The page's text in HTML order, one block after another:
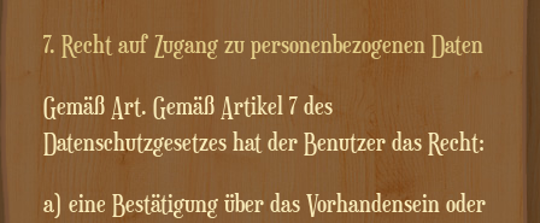
7. Recht auf Zugang zu personenbezogenen Daten
Gemäß Art. Gemäß Artikel 7 des
Datenschutzgesetzes hat der Benutzer das Recht:
a) eine Bestätigung über das Vorhandensein oder